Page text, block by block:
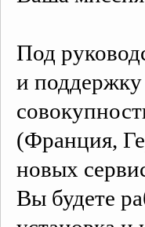
Под
и
(Франция,
новых
Вы будете